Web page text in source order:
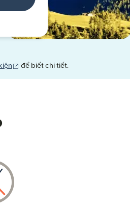
(mở trong cửa sổ mới)
để biết chi tiết.